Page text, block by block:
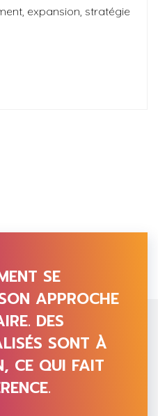
expansion, stratégie
SE
APPROCHE
DES
SONT À
CE QUI FAIT